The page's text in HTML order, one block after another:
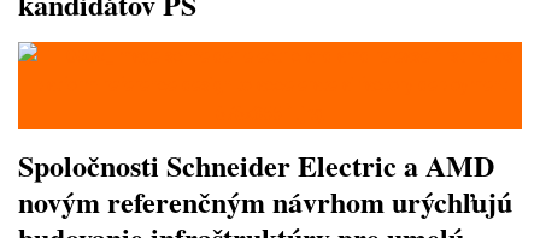
Spoločnosti Schneider Electric a AMD
novým referenčným návrhom urýchľujú